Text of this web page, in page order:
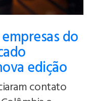
do
edição
contato